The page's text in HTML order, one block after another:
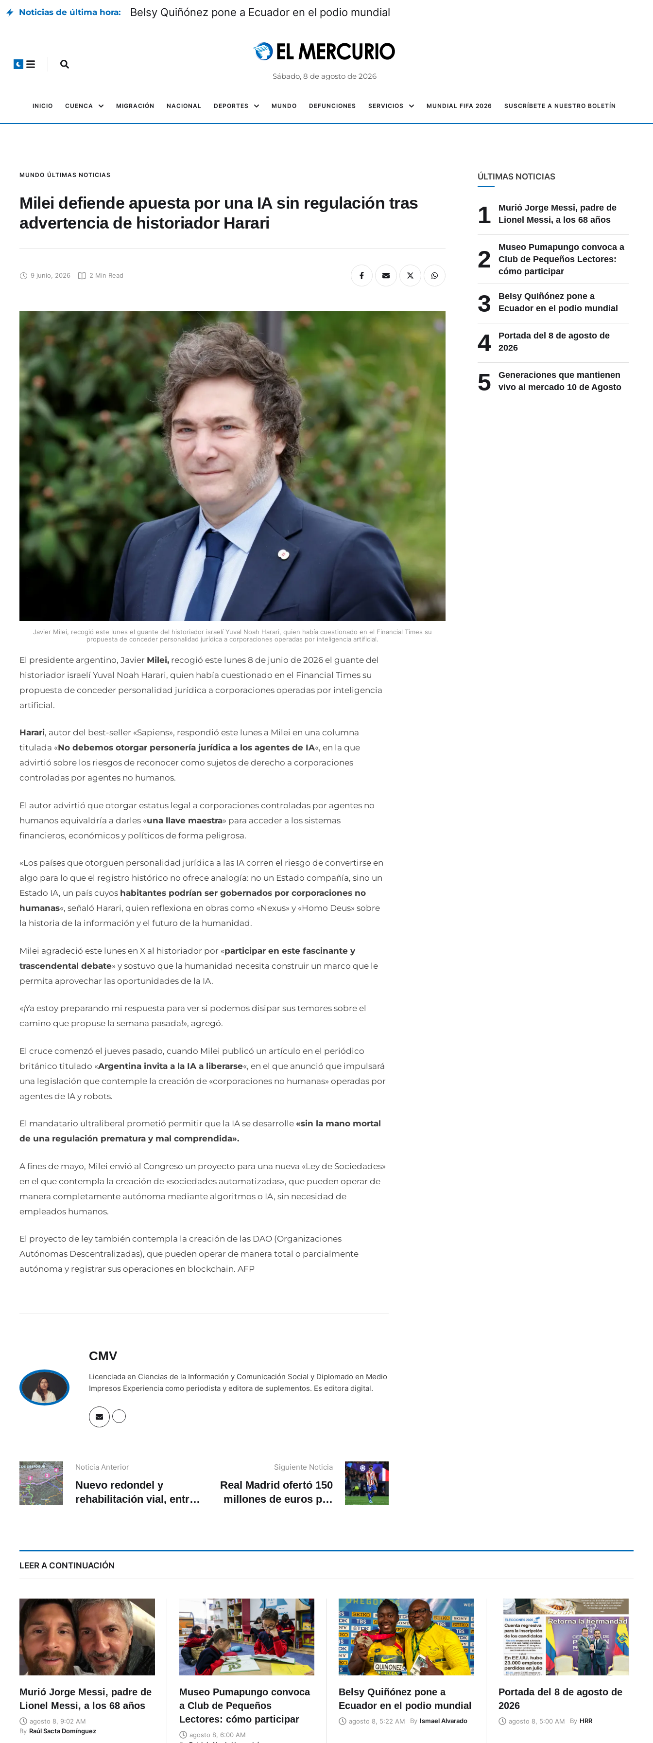
Noticias de última hora: Belsy Quiñónez pone a Ecuador en el podio mundial
Sábado, 8 de agosto de 2026
INICIO CUENCA MIGRACIÓN NACIONAL DEPORTES MUNDO DEFUNCIONES SERVICIOS MUNDIAL FIFA 2026 SUSCRÍBETE A NUESTRO BOLETÍN
MUNDO ÚLTIMAS NOTICIAS
Milei defiende apuesta por una IA sin regulación tras
advertencia de historiador Harari
9 junio, 2026 2 Min Read
Javier Milei, recogió este lunes el guante del historiador israelí Yuval Noah Harari, quien había cuestionado en el Financial Times su
propuesta de conceder personalidad jurídica a corporaciones operadas por inteligencia artificial.
El presidente argentino, Javier Milei, recogió este lunes 8 de junio de 2026 el guante del
historiador israelí Yuval Noah Harari, quien había cuestionado en el Financial Times su
propuesta de conceder personalidad jurídica a corporaciones operadas por inteligencia
artificial.
Harari, autor del best-seller «Sapiens», respondió este lunes a Milei en una columna
titulada «No debemos otorgar personería jurídica a los agentes de IA«, en la que
advirtió sobre los riesgos de reconocer como sujetos de derecho a corporaciones
controladas por agentes no humanos.
El autor advirtió que otorgar estatus legal a corporaciones controladas por agentes no
humanos equivaldría a darles «una llave maestra» para acceder a los sistemas
financieros, económicos y políticos de forma peligrosa.
«Los países que otorguen personalidad jurídica a las IA corren el riesgo de convertirse en
algo para lo que el registro histórico no ofrece analogía: no un Estado compañía, sino un
Estado IA, un país cuyos habitantes podrían ser gobernados por corporaciones no
humanas«, señaló Harari, quien reflexiona en obras como «Nexus» y «Homo Deus» sobre
la historia de la información y el futuro de la humanidad.
Milei agradeció este lunes en X al historiador por «participar en este fascinante y
trascendental debate» y sostuvo que la humanidad necesita construir un marco que le
permita aprovechar las oportunidades de la IA.
«¡Ya estoy preparando mi respuesta para ver si podemos disipar sus temores sobre el
camino que propuse la semana pasada!», agregó.
El cruce comenzó el jueves pasado, cuando Milei publicó un artículo en el periódico
británico titulado «Argentina invita a la IA a liberarse«, en el que anunció que impulsará
una legislación que contemple la creación de «corporaciones no humanas» operadas por
agentes de IA y robots.
El mandatario ultraliberal prometió permitir que la IA se desarrolle «sin la mano mortal
de una regulación prematura y mal comprendida».
A fines de mayo, Milei envió al Congreso un proyecto para una nueva «Ley de Sociedades»
en el que contempla la creación de «sociedades automatizadas», que pueden operar de
manera completamente autónoma mediante algoritmos o IA, sin necesidad de
empleados humanos.
El proyecto de ley también contempla la creación de las DAO (Organizaciones
Autónomas Descentralizadas), que pueden operar de manera total o parcialmente
autónoma y registrar sus operaciones en blockchain. AFP
CMV
Licenciada en Ciencias de la Información y Comunicación Social y Diplomado en Medio
Impresos Experiencia como periodista y editora de suplementos. Es editora digital.
Noticia Anterior
Nuevo redondel y
rehabilitación vial, entre
sur a Cuenca
Siguiente Noticia
Real Madrid ofertó 150
millones de euros por
ÚLTIMAS NOTICIAS
1
Murió Jorge Messi, padre de
Lionel Messi, a los 68 años
2
Museo Pumapungo convoca a
Club de Pequeños Lectores:
cómo participar
3
Belsy Quiñónez pone a
Ecuador en el podio mundial
4
Portada del 8 de agosto de
2026
5
Generaciones que mantienen
vivo al mercado 10 de Agosto
LEER A CONTINUACIÓN
Murió Jorge Messi, padre de
Lionel Messi, a los 68 años
agosto 8, 9:02 AM
By Raúl Sacta Domínguez
Museo Pumapungo convoca
a Club de Pequeños
Lectores: cómo participar
agosto 8, 6:00 AM
Belsy Quiñónez pone a
Ecuador en el podio mundial
agosto 8, 5:22 AM By Ismael Alvarado
Portada del 8 de agosto de
2026
agosto 8, 5:00 AM By HRR